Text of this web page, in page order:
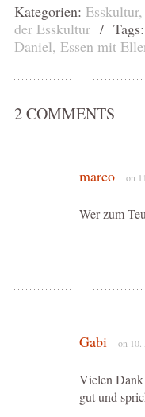
Kategorien: Esskultur,
der Esskultur/ Tags:
Daniel, Essen mit
2 COMMENTS
marco on
Wer zum
Gabi on 10.
Vielen
gut und